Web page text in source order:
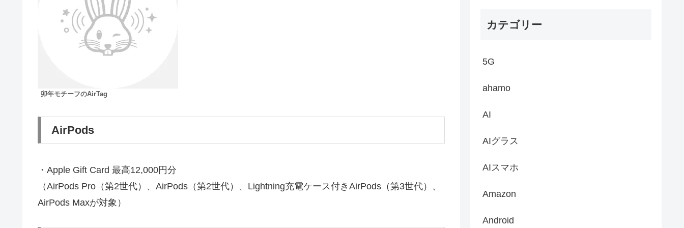
卯年モチーフのAirTag
AirPods
・Apple Gift Card 最高12,000円分
（AirPods Pro（第2世代）、AirPods（第2世代）、Lightning充電ケース付きAirPods（第3世代）、
AirPods Maxが対象）
カテゴリー
5G
ahamo
AI
AIグラス
AIスマホ
Amazon
Android